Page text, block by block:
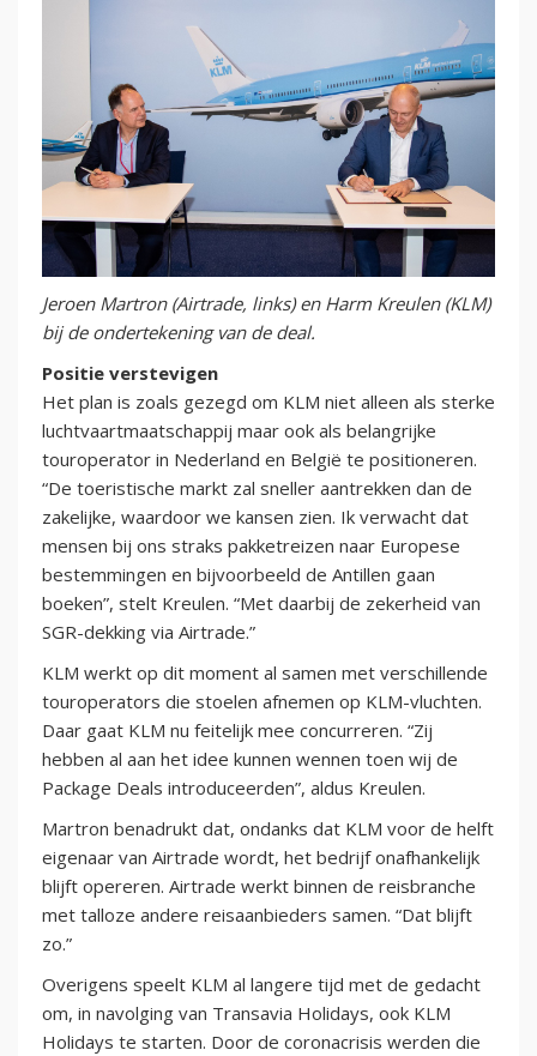
Jeroen Martron (Airtrade, links) en Harm Kreulen (KLM)
bij de ondertekening van de deal.
Positie verstevigen
Het plan is zoals gezegd om KLM niet alleen als sterke
luchtvaartmaatschappij maar ook als belangrijke
touroperator in Nederland en België te positioneren.
“De toeristische markt zal sneller aantrekken dan de
zakelijke, waardoor we kansen zien. Ik verwacht dat
mensen bij ons straks pakketreizen naar Europese
bestemmingen en bijvoorbeeld de Antillen gaan
boeken”, stelt Kreulen. “Met daarbij de zekerheid van
SGR-dekking via Airtrade.”
KLM werkt op dit moment al samen met verschillende
touroperators die stoelen afnemen op KLM-vluchten.
Daar gaat KLM nu feitelijk mee concurreren. “Zij
hebben al aan het idee kunnen wennen toen wij de
Package Deals introduceerden”, aldus Kreulen.
Martron benadrukt dat, ondanks dat KLM voor de helft
eigenaar van Airtrade wordt, het bedrijf onafhankelijk
blijft opereren. Airtrade werkt binnen de reisbranche
met talloze andere reisaanbieders samen. “Dat blijft
zo.”
Overigens speelt KLM al langere tijd met de gedacht
om, in navolging van Transavia Holidays, ook KLM
Holidays te starten. Door de coronacrisis werden die